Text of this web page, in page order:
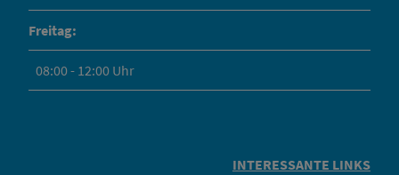
Freitag:
08:00 - 12:00 Uhr
INTERESSANTE LINKS